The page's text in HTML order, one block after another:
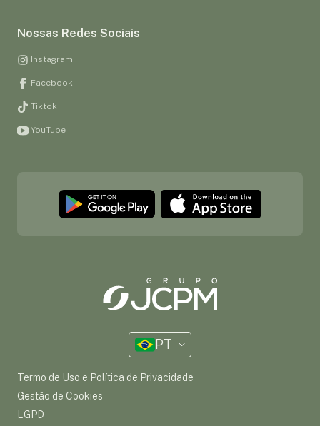
Nossas Redes Sociais
Instagram
Facebook
Tiktok
YouTube
PT
Termo de Uso e Política de Privacidade
Gestão de Cookies
LGPD